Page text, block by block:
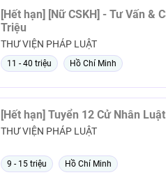
[Hết hạn] [Nữ CSKH] - Tư Vấn & CSKH Tại THƯ VIỆN PHÁP LUẬT - Thu Nhập Lên Đến 40
Triệu
THƯ VIỆN PHÁP LUẬT
11 - 40 triệu Hồ Chí Minh
[Hết hạn] Tuyển 12 Cử Nhân Luật
THƯ VIỆN PHÁP LUẬT
9 - 15 triệu Hồ Chí Minh